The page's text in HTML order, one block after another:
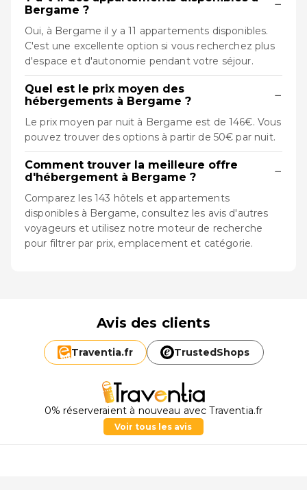
Bergame ?
−
Oui, à Bergame il y a 11 appartements disponibles.
C'est une excellente option si vous recherchez plus
d'espace et d'autonomie pendant votre séjour.
Quel est le prix moyen des
hébergements à Bergame ?
−
Le prix moyen par nuit à Bergame est de 146€. Vous
pouvez trouver des options à partir de 50€ par nuit.
Comment trouver la meilleure offre
d'hébergement à Bergame ?
−
Comparez les 143 hôtels et appartements
disponibles à Bergame, consultez les avis d'autres
voyageurs et utilisez notre moteur de recherche
pour filtrer par prix, emplacement et catégorie.
Avis des clients
Traventia.fr TrustedShops
0% réserveraient à nouveau avec Traventia.fr
Voir tous les avis